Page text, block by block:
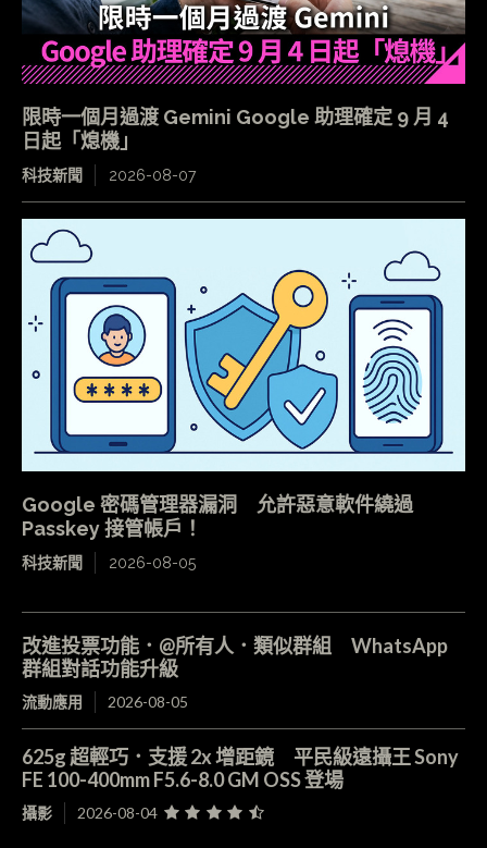
限時一個月過渡 Gemini Google 助理確定 9 月 4
日起「熄機」
科技新聞 2026-08-07
Google 密碼管理器漏洞 允許惡意軟件繞過
Passkey 接管帳戶！
科技新聞 2026-08-05
改進投票功能．@所有人．類似群組 WhatsApp
群組對話功能升級
流動應用 2026-08-05
625g 超輕巧．支援 2x 增距鏡 平民級遠攝王 Sony
FE 100-400mm F5.6-8.0 GM OSS 登場
攝影 2026-08-04